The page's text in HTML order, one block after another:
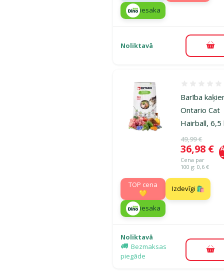
iesaka
Noliktavā
Barība
Ontario Cat
Hairball, 6,5
Oriģinālā
49,99 €
Cena
36,98 €
Cena par
100 g: 0,6 €
TOP cena
💛
Izdevīgi 🛍️
iesaka
Noliktavā
Bezmaksas
piegāde